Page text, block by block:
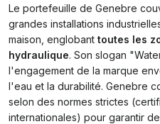
Le portefeuille de Genebre
grandes installations
maison, englobant toutes les
hydraulique. Son slogan
l'engagement de la marque
l'eau et la durabilité. Genebre
selon des normes strictes
internationales) pour garantir